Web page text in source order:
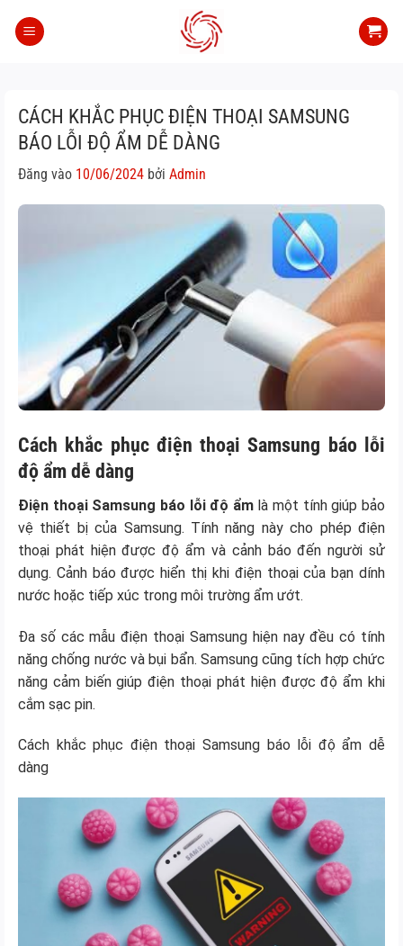
qua
CÁCH KHẮC PHỤC ĐIỆN THOẠI SAMSUNG
BÁO LỖI ĐỘ ẨM DỄ DÀNG
Đăng vào 10/06/2024 bởi Admin
Cách khắc phục điện thoại Samsung báo lỗi
độ ẩm dễ dàng
Điện thoại Samsung báo lỗi độ ẩmlà một tính giúp bảo
vệ thiết bị của Samsung. Tính năng này cho phép điện
thoại phát hiện được độ ẩm và cảnh báo đến người sử
dụng. Cảnh báo được hiển thị khi điện thoại của bạn dính
nước hoặc tiếp xúc trong môi trường ẩm ướt.
Đa số các mẫu điện thoại Samsung hiện nay đều có tính
năng chống nước và bụi bẩn. Samsung cũng tích hợp chức
năng cảm biến giúp điện thoại phát hiện được độ ẩm khi
cắm sạc pin.
Cách khắc phục điện thoại Samsung báo lỗi độ ẩm dễ
dàng